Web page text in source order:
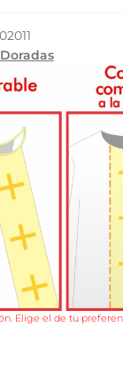
Doradas
Elige el de tu